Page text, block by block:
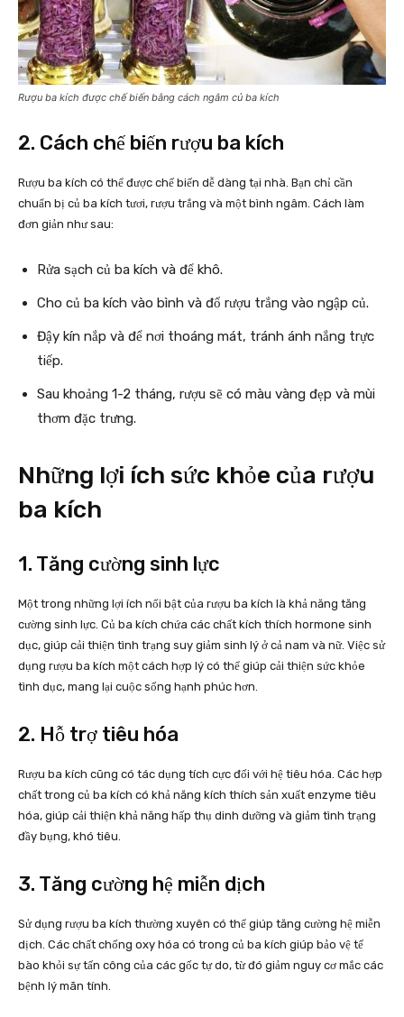
Rượu ba kích được chế biến bằng cách ngâm củ ba kích
2. Cách chế biến rượu ba kích
Rượu ba kích có thể được chế biến dễ dàng tại nhà. Bạn chỉ cần
chuẩn bị củ ba kích tươi, rượu trắng và một bình ngâm. Cách làm
đơn giản như sau:
Rửa sạch củ ba kích và để khô.
Cho củ ba kích vào bình và đổ rượu trắng vào ngập củ.
Đậy kín nắp và để nơi thoáng mát, tránh ánh nắng trực
tiếp.
Sau khoảng 1-2 tháng, rượu sẽ có màu vàng đẹp và mùi
thơm đặc trưng.
Những lợi ích sức khỏe của rượu
ba kích
1. Tăng cường sinh lực
Một trong những lợi ích nổi bật của rượu ba kích là khả năng tăng
cường sinh lực. Củ ba kích chứa các chất kích thích hormone sinh
dục, giúp cải thiện tình trạng suy giảm sinh lý ở cả nam và nữ. Việc sử
dụng rượu ba kích một cách hợp lý có thể giúp cải thiện sức khỏe
tình dục, mang lại cuộc sống hạnh phúc hơn.
2. Hỗ trợ tiêu hóa
Rượu ba kích cũng có tác dụng tích cực đối với hệ tiêu hóa. Các hợp
chất trong củ ba kích có khả năng kích thích sản xuất enzyme tiêu
hóa, giúp cải thiện khả năng hấp thụ dinh dưỡng và giảm tình trạng
đầy bụng, khó tiêu.
3. Tăng cường hệ miễn dịch
Sử dụng rượu ba kích thường xuyên có thể giúp tăng cường hệ miễn
dịch. Các chất chống oxy hóa có trong củ ba kích giúp bảo vệ tế
bào khỏi sự tấn công của các gốc tự do, từ đó giảm nguy cơ mắc các
bệnh lý mãn tính.